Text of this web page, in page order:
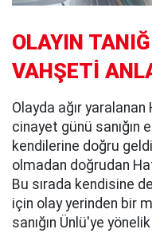
OLAYIN
VAHŞETİ
Olayda ağır
cinayet günü sanığın
kendilerine doğru
olmadan doğrudan
Bu sırada kendisine
için olay yerinden bir
sanığın Ünlü'ye yönelik